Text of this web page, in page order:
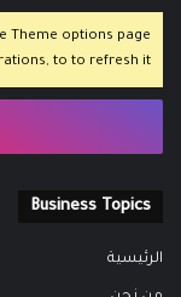
Theme options page
to to refresh it.
Business Topics
الرئيسية